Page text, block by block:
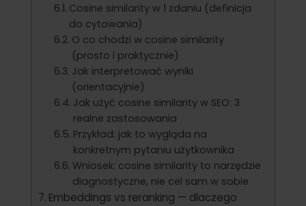
Cosine similarity w 1 zdaniu (definicja
do cytowania)
O co chodzi w cosine similarity
(prosto i praktycznie)
Jak interpretować wyniki
(orientacyjnie)
Jak użyć cosine similarity w SEO: 3
realne zastosowania
Przykład: jak to wygląda na
konkretnym pytaniu użytkownika
Wniosek: cosine similarity to narzędzie
diagnostyczne, nie cel sam w sobie
Embeddings vs reranking — dlaczego